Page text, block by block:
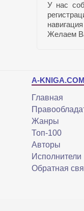
У нас
Желаем
A-KNIGA.COM
Главная
Жанры
Топ-100
Авторы
Исполнители
Обратная